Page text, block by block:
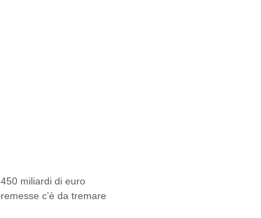
miliardi di euro
c’è da tremare